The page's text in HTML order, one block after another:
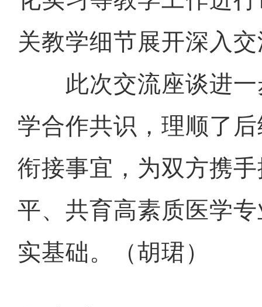
关教学细节展开深入
此次交流座谈进一
学合作共识，理顺了
衔接事宜，为双方携
平、共育高素质医学
实基础。（胡珺）